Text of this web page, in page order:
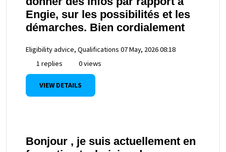
Engie, sur les possibilités et les
démarches. Bien cordialement
Eligibility advice, Qualifications 07 May, 2026 08:18
1 replies
0 views
VIEW DETAILS
Bonjour , je suis actuellement en